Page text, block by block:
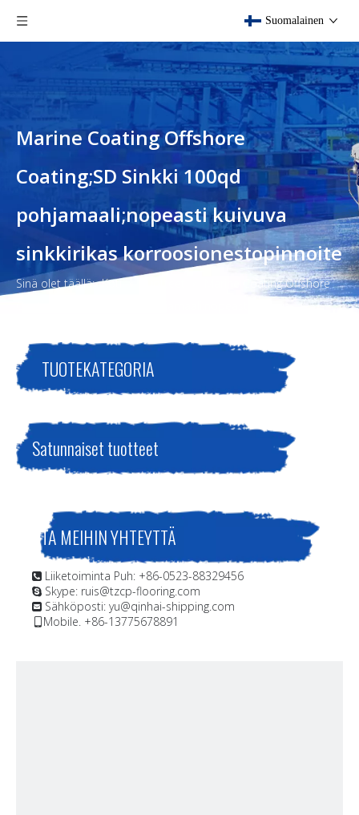
Suomalainen
Marine Coating Offshore
Coating;SD Sinkki 100qd
pohjamaali;nopeasti kuivuva
sinkkirikas korroosionestopinnoite
Sinä olet täällä: Koti
Marine Coating Offshore
TUOTEKATEGORIA
Satunnaiset tuotteet
OTA MEIHIN YHTEYTTÄ
 Liiketoiminta Puh: +86-0523-88329456
 Skype: ruis@tzcp-flooring.com
 Sähköposti: yu@qinhai-shipping.com
Mobile. +86-13775678891